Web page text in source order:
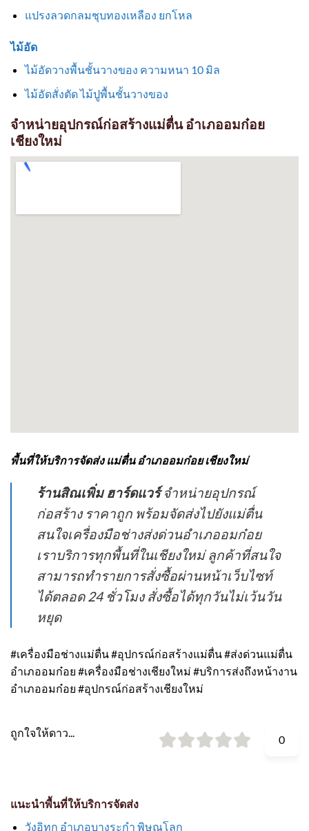
แปรงลวดกลมชุบทองเหลือง ยกโหล
ไม้อัด
ไม้อัดวางพื้นชั้นวางของ ความหนา 10 มิล
ไม้อัดสั่งตัด ไม้ปูพื้นชั้นวางของ
จำหน่ายอุปกรณ์ก่อสร้างแม่ตื่น อำเภออมก๋อย
เชียงใหม่
พื้นที่ให้บริการจัดส่ง แม่ตื่น อำเภออมก๋อย เชียงใหม่
ร้านสิณเพิ่ม ฮาร์ดแวร์จำหน่ายอุปกรณ์
ก่อสร้าง ราคาถูก พร้อมจัดส่งไปยังแม่ตื่น
สนใจเครื่องมือช่างส่งด่วนอำเภออมก๋อย
เราบริการทุกพื้นที่ในเชียงใหม่ ลูกค้าที่สนใจ
สามารถทำรายการสั่งซื้อผ่านหน้าเว็บไซท์
ได้ตลอด 24 ชั่วโมง สั่งซื้อได้ทุกวันไม่เว้นวัน
หยุด
#เครื่องมือช่างแม่ตื่น #อุปกรณ์ก่อสร้างแม่ตื่น #ส่งด่วนแม่ตื่น
อำเภออมก๋อย #เครื่องมือช่างเชียงใหม่ #บริการส่งถึงหน้างาน
อำเภออมก๋อย #อุปกรณ์ก่อสร้างเชียงใหม่
ถูกใจให้ดาว...
0
แนะนำพื้นที่ให้บริการจัดส่ง
วังอิทก อำเภอบางระกำ พิษณุโลก